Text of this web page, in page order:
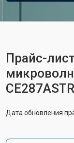
Прайс-
CE287ASTR
Дата обновления